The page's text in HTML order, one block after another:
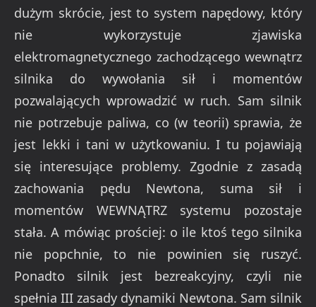
dużym skrócie, jest to system napędowy, który
nie wykorzystuje zjawiska
elektromagnetycznego zachodzącego wewnątrz
silnika do wywołania sił i momentów
pozwalających wprowadzić w ruch. Sam silnik
nie potrzebuje paliwa, co (w teorii) sprawia, że
jest lekki i tani w użytkowaniu. I tu pojawiają
się interesujące problemy. Zgodnie z zasadą
zachowania pędu Newtona, suma sił i
momentów WEWNĄTRZ systemu pozostaje
stała. A mówiąc prościej: o ile ktoś tego silnika
nie popchnie, to nie powinien się ruszyć.
Ponadto silnik jest bezreakcyjny, czyli nie
spełnia III zasady dynamiki Newtona. Sam silnik